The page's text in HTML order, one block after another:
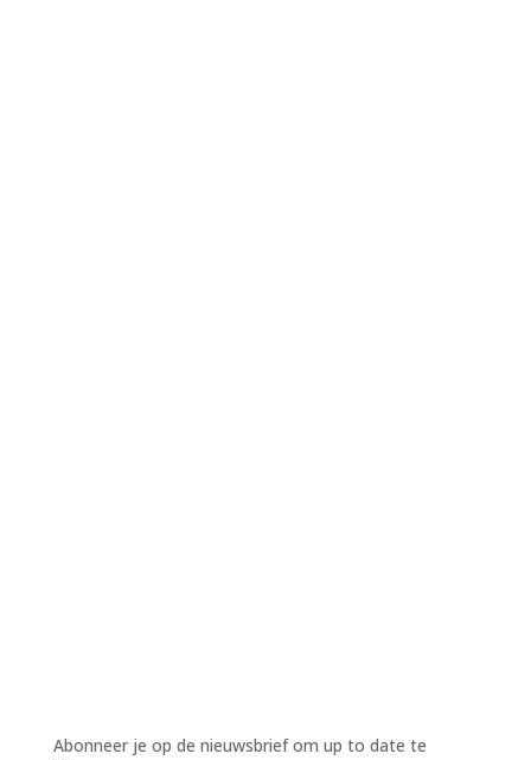
Abonneer je op de nieuwsbrief om up to date te